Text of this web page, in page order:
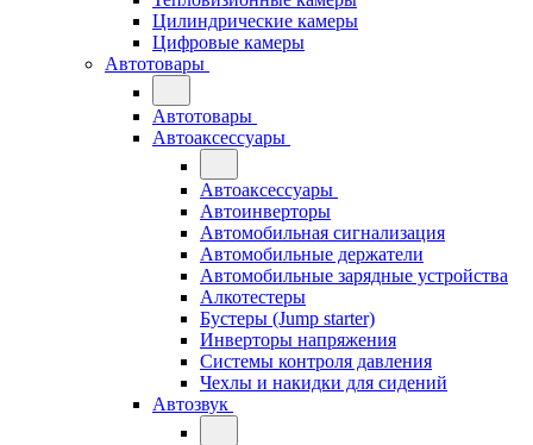
Цилиндрические камеры
Цифровые камеры
Автотовары
Автотовары
Автоаксессуары
Автоаксессуары
Автоинверторы
Автомобильная сигнализация
Автомобильные держатели
Автомобильные зарядные устройства
Алкотестеры
Бустеры (Jump starter)
Инверторы напряжения
Системы контроля давления
Чехлы и накидки для сидений
Автозвук